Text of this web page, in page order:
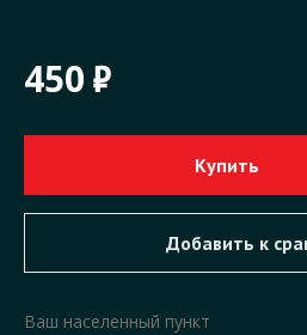
450
Ваш населенный пункт